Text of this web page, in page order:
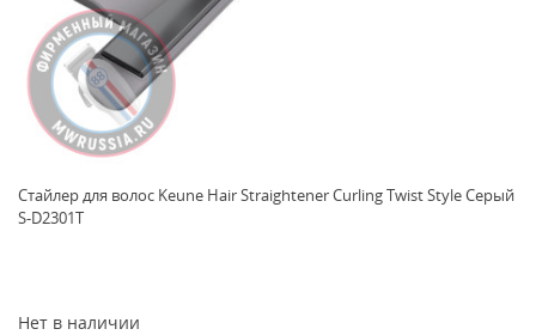
Стайлер для волос Keune Hair Straightener Curling Twist Style Серый
S-D2301T
Нет в наличии